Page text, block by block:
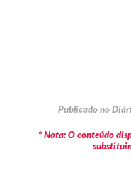
Publicado no
* Nota: O conteúdo